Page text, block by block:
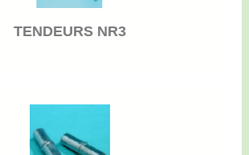
TENDEURS NR3